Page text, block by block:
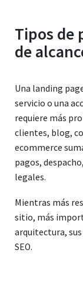
Tipos de
de
Una landing
servicio o una
requiere más
clientes, blog,
ecommerce
pagos,
legales.
Mientras más
sitio, más
arquitectura,
SEO.